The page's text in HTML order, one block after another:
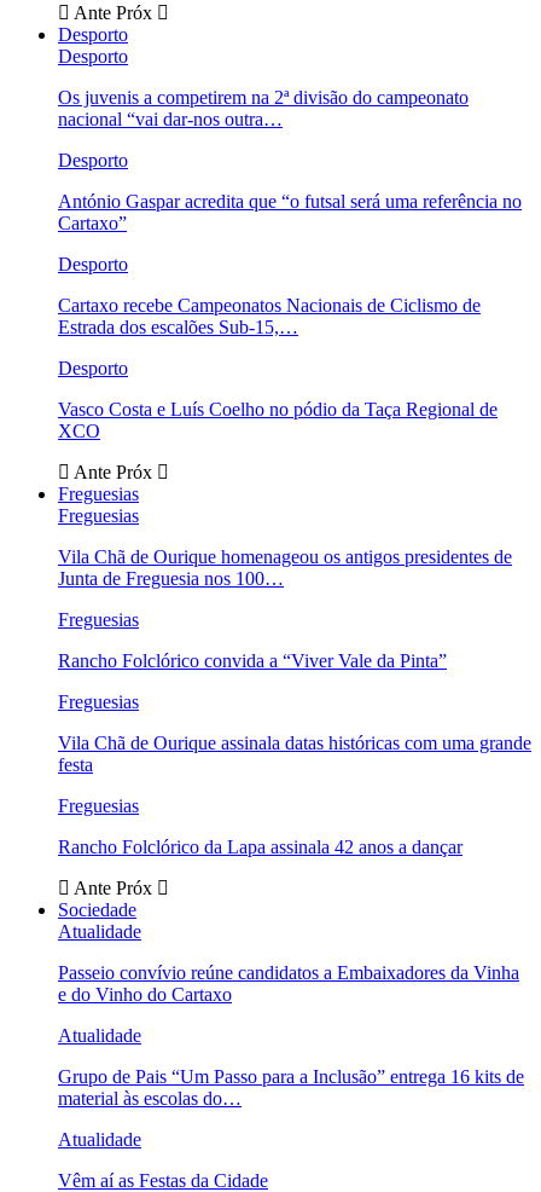
Ante Próx
Desporto
Desporto
Os juvenis a competirem na 2ª divisão do campeonato
nacional “vai dar-nos outra…
Desporto
António Gaspar acredita que “o futsal será uma referência no
Cartaxo”
Desporto
Cartaxo recebe Campeonatos Nacionais de Ciclismo de
Estrada dos escalões Sub-15,…
Desporto
Vasco Costa e Luís Coelho no pódio da Taça Regional de
XCO
Ante Próx
Freguesias
Freguesias
Vila Chã de Ourique homenageou os antigos presidentes de
Junta de Freguesia nos 100…
Freguesias
Rancho Folclórico convida a “Viver Vale da Pinta”
Freguesias
Vila Chã de Ourique assinala datas históricas com uma grande
festa
Freguesias
Rancho Folclórico da Lapa assinala 42 anos a dançar
Ante Próx
Sociedade
Atualidade
Passeio convívio reúne candidatos a Embaixadores da Vinha
e do Vinho do Cartaxo
Atualidade
Grupo de Pais “Um Passo para a Inclusão” entrega 16 kits de
material às escolas do…
Atualidade
Vêm aí as Festas da Cidade